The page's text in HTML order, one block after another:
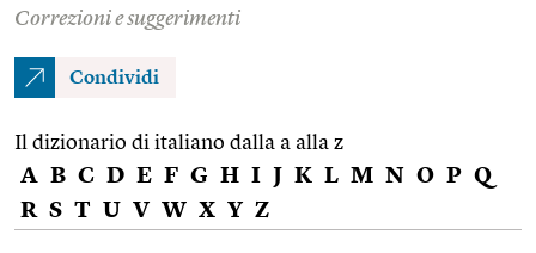
Correzioni e suggerimenti
Condividi
Il dizionario di italiano dalla a alla z
A B C D E F G H I J K L M N O P Q
R S T U V W X Y Z